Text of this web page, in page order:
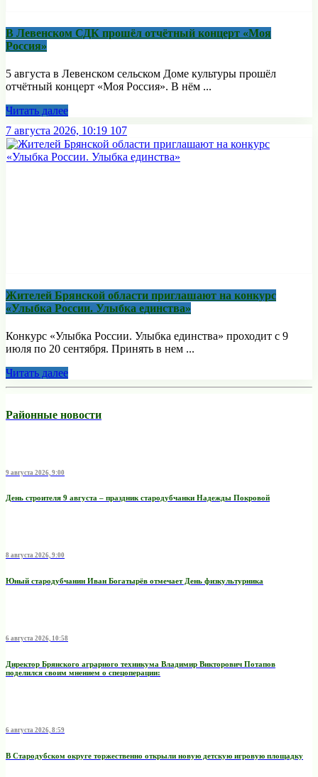
В Левенском СДК прошёл отчётный концерт «Моя
Россия»
5 августа в Левенском сельском Доме культуры прошёл
отчётный концерт «Моя Россия». В нём ...
Читать далее
7 августа 2026, 10:19 107
Жителей Брянской области приглашают на конкурс
«Улыбка России. Улыбка единства»
Конкурс «Улыбка России. Улыбка единства» проходит с 9
июля по 20 сентября. Принять в нем ...
Читать далее
Районные новости
9 августа 2026, 9:00
День строителя 9 августа – праздник стародубчанки Надежды Покровой
8 августа 2026, 9:00
Юный стародубчанин Иван Богатырёв отмечает День физкультурника
6 августа 2026, 10:58
Директор Брянского аграрного техникума Владимир Викторович Потапов
поделился своим мнением о спецоперации:
6 августа 2026, 8:59
В Стародубском округе торжественно открыли новую детскую игровую площадку